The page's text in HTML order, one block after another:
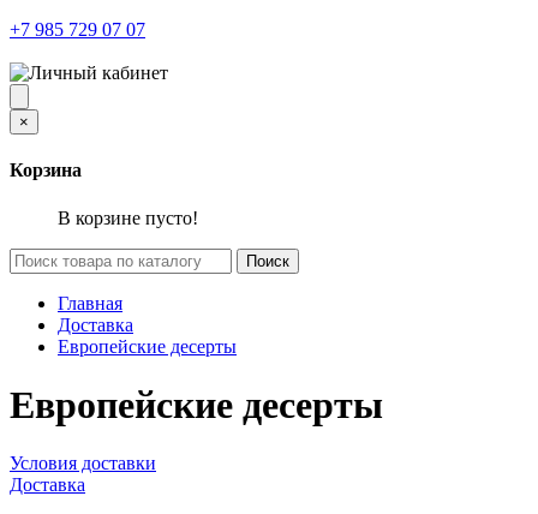
+7 985 729 07 07
×
Корзина
В корзине пусто!
Поиск
Главная
Доставка
Европейские десерты
Европейские десерты
Условия доставки
Доставка